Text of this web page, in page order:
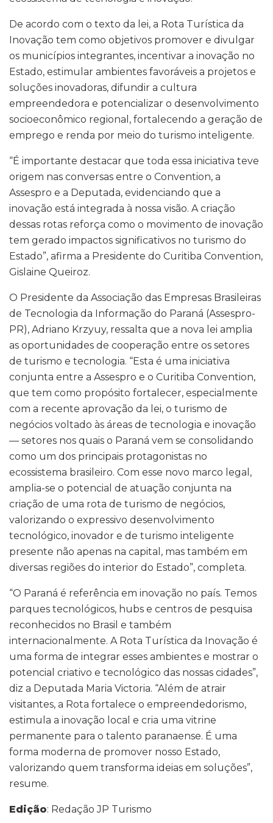
De acordo com o texto da lei, a Rota Turística da
Inovação tem como objetivos promover e divulgar
os municípios integrantes, incentivar a inovação no
Estado, estimular ambientes favoráveis a projetos e
soluções inovadoras, difundir a cultura
empreendedora e potencializar o desenvolvimento
socioeconômico regional, fortalecendo a geração de
emprego e renda por meio do turismo inteligente.
“É importante destacar que toda essa iniciativa teve
origem nas conversas entre o Convention, a
Assespro e a Deputada, evidenciando que a
inovação está integrada à nossa visão. A criação
dessas rotas reforça como o movimento de inovação
tem gerado impactos significativos no turismo do
Estado”, afirma a Presidente do Curitiba Convention,
Gislaine Queiroz.
O Presidente da Associação das Empresas Brasileiras
de Tecnologia da Informação do Paraná (Assespro-
PR), Adriano Krzyuy, ressalta que a nova lei amplia
as oportunidades de cooperação entre os setores
de turismo e tecnologia. “Esta é uma iniciativa
conjunta entre a Assespro e o Curitiba Convention,
que tem como propósito fortalecer, especialmente
com a recente aprovação da lei, o turismo de
negócios voltado às áreas de tecnologia e inovação
— setores nos quais o Paraná vem se consolidando
como um dos principais protagonistas no
ecossistema brasileiro. Com esse novo marco legal,
amplia-se o potencial de atuação conjunta na
criação de uma rota de turismo de negócios,
valorizando o expressivo desenvolvimento
tecnológico, inovador e de turismo inteligente
presente não apenas na capital, mas também em
diversas regiões do interior do Estado”, completa.
“O Paraná é referência em inovação no país. Temos
parques tecnológicos, hubs e centros de pesquisa
reconhecidos no Brasil e também
internacionalmente. A Rota Turística da Inovação é
uma forma de integrar esses ambientes e mostrar o
potencial criativo e tecnológico das nossas cidades”,
diz a Deputada Maria Victoria. “Além de atrair
visitantes, a Rota fortalece o empreendedorismo,
estimula a inovação local e cria uma vitrine
permanente para o talento paranaense. É uma
forma moderna de promover nosso Estado,
valorizando quem transforma ideias em soluções”,
resume.
Edição: Redação JP Turismo